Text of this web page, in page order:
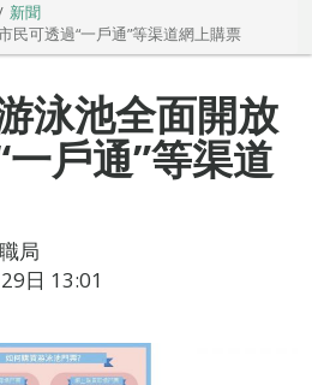
新聞
民可透過“一戶通”等渠道網上購票
泳池全面開放
戶通”等渠道
局
日 13:01